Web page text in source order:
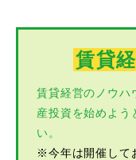
賃貸
賃貸経営のノウハ
産投資を始めよう
い。
※今年は開催して